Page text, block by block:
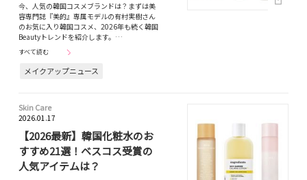
今、人気の韓国コスメブランドは？まずは美
容専門誌『美的』専属モデルの有村実樹さん
のお気に入り韓国コスメ、2026年も続く韓国
Beautyトレンドを紹介します。…
すべて読む
メイクアップニュース
Skin Care
2026.01.17
【2026最新】韓国化粧水のお
すすめ21選！ベスコス受賞の
人気アイテムは？